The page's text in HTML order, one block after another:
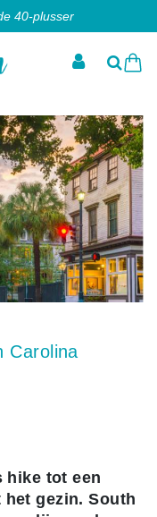
40-plusser
Carolina
hike tot een
gezin. South